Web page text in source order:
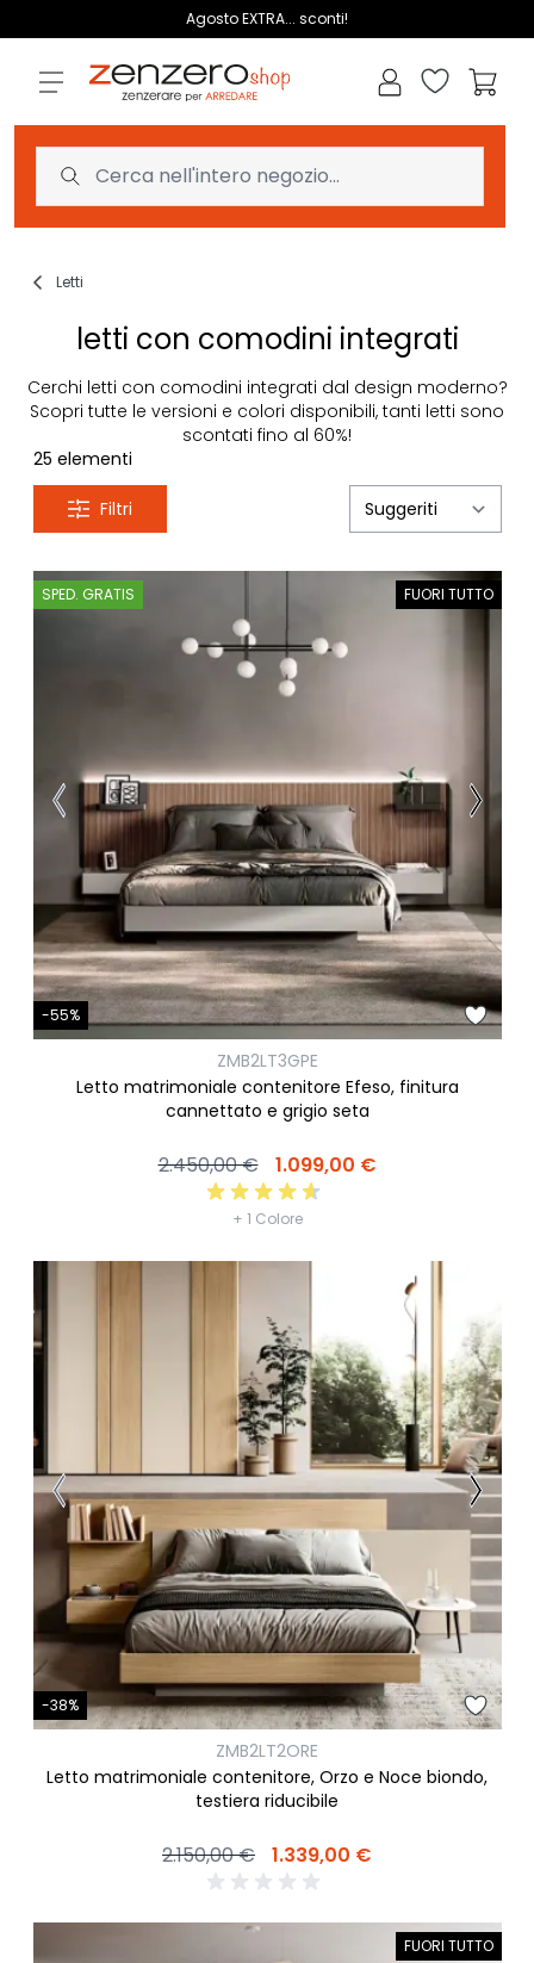
Agosto EXTRA... sconti!
Lista dei
Letti
letti con comodini integrati
Cerchi letti con comodini integrati dal design moderno?
Scopri tutte le versioni e colori disponibili, tanti letti sono
scontati fino al 60%!
25 elementi
Filtri
SPED. GRATIS FUORI TUTTO
-55%
ZMB2LT3GPE
Letto matrimoniale contenitore Efeso, finitura
cannettato e grigio seta
2.450,00 € 1.099,00 €
+ 1 Colore
-38%
ZMB2LT2ORE
Letto matrimoniale contenitore, Orzo e Noce biondo,
testiera riducibile
2.150,00 € 1.339,00 €
FUORI TUTTO